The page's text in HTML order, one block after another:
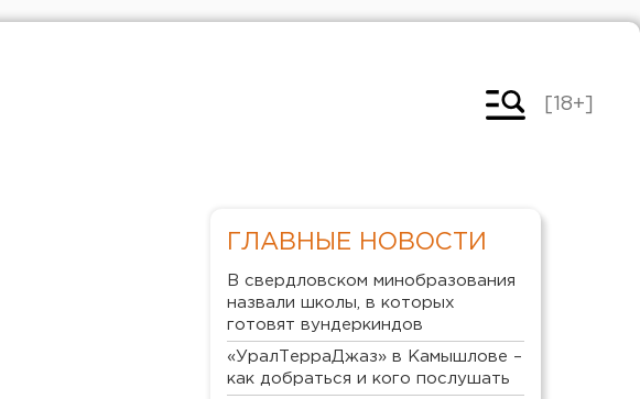
[18+]
ГЛАВНЫЕ НОВОСТИ
В свердловском минобразования
назвали школы, в которых
готовят вундеркиндов
«УралТерраДжаз» в Камышлове –
как добраться и кого послушать